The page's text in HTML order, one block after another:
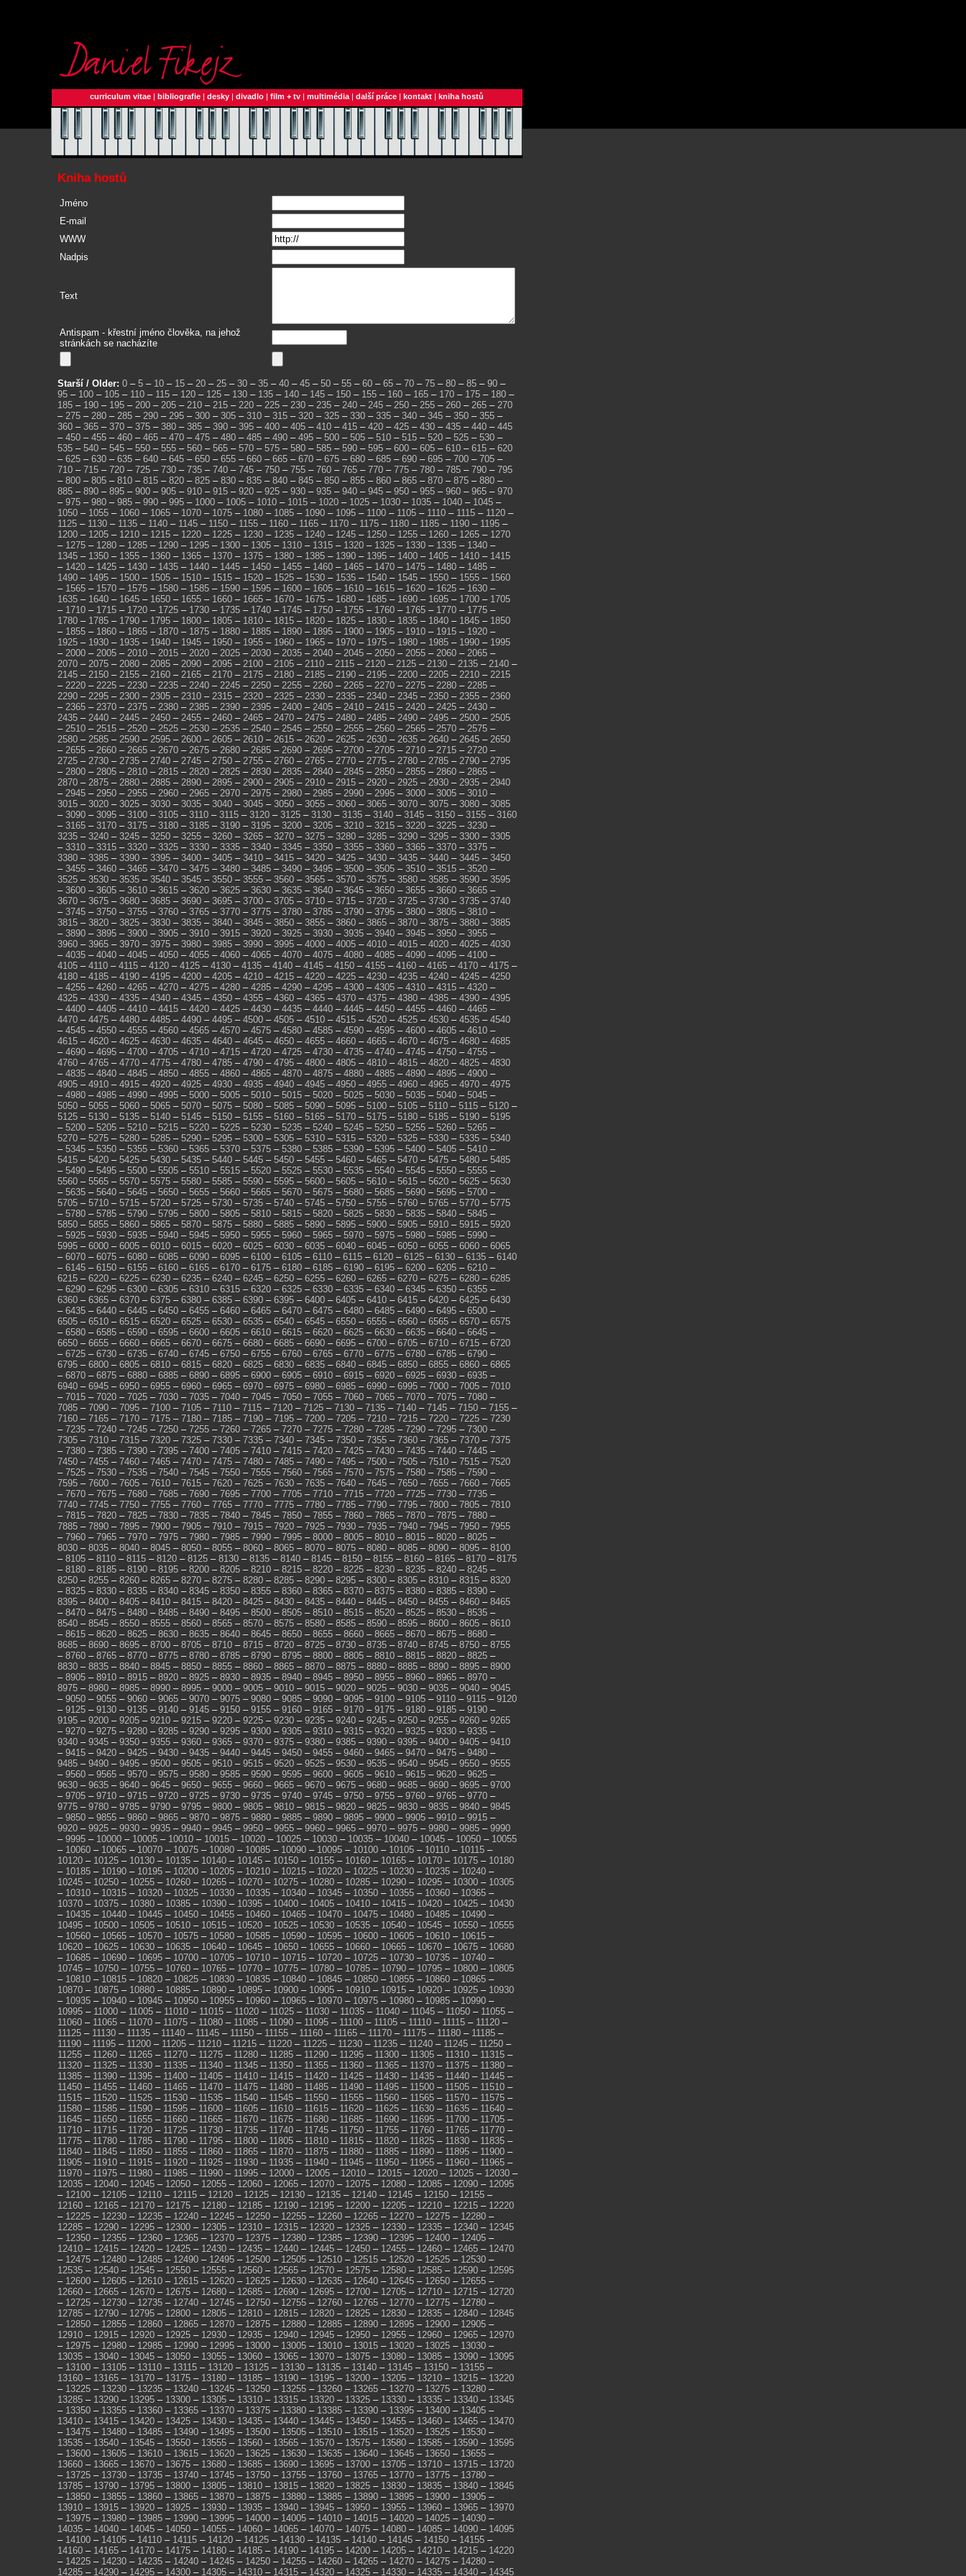
curriculum vitae | bibliografie | desky | divadlo | film + tv | multimédia | další práce | kontakt | kniha hostů
Kniha hostů
Jméno
E-mail
WWW
Nadpis
Text
Antispam - křestní jméno člověka, na jehož
stránkách se nacházíte
Starší / Older: 0 – 5 – 10 – 15 – 20 – 25 – 30 – 35 – 40 – 45 – 50 – 55 – 60 – 65 – 70 – 75 – 80 – 85 – 90 –
95 – 100 – 105 – 110 – 115 – 120 – 125 – 130 – 135 – 140 – 145 – 150 – 155 – 160 – 165 – 170 – 175 – 180 –
185 – 190 – 195 – 200 – 205 – 210 – 215 – 220 – 225 – 230 – 235 – 240 – 245 – 250 – 255 – 260 – 265 – 270
– 275 – 280 – 285 – 290 – 295 – 300 – 305 – 310 – 315 – 320 – 325 – 330 – 335 – 340 – 345 – 350 – 355 –
360 – 365 – 370 – 375 – 380 – 385 – 390 – 395 – 400 – 405 – 410 – 415 – 420 – 425 – 430 – 435 – 440 – 445
– 450 – 455 – 460 – 465 – 470 – 475 – 480 – 485 – 490 – 495 – 500 – 505 – 510 – 515 – 520 – 525 – 530 –
535 – 540 – 545 – 550 – 555 – 560 – 565 – 570 – 575 – 580 – 585 – 590 – 595 – 600 – 605 – 610 – 615 – 620
– 625 – 630 – 635 – 640 – 645 – 650 – 655 – 660 – 665 – 670 – 675 – 680 – 685 – 690 – 695 – 700 – 705 –
710 – 715 – 720 – 725 – 730 – 735 – 740 – 745 – 750 – 755 – 760 – 765 – 770 – 775 – 780 – 785 – 790 – 795
– 800 – 805 – 810 – 815 – 820 – 825 – 830 – 835 – 840 – 845 – 850 – 855 – 860 – 865 – 870 – 875 – 880 –
885 – 890 – 895 – 900 – 905 – 910 – 915 – 920 – 925 – 930 – 935 – 940 – 945 – 950 – 955 – 960 – 965 – 970
– 975 – 980 – 985 – 990 – 995 – 1000 – 1005 – 1010 – 1015 – 1020 – 1025 – 1030 – 1035 – 1040 – 1045 –
1050 – 1055 – 1060 – 1065 – 1070 – 1075 – 1080 – 1085 – 1090 – 1095 – 1100 – 1105 – 1110 – 1115 – 1120 –
1125 – 1130 – 1135 – 1140 – 1145 – 1150 – 1155 – 1160 – 1165 – 1170 – 1175 – 1180 – 1185 – 1190 – 1195 –
1200 – 1205 – 1210 – 1215 – 1220 – 1225 – 1230 – 1235 – 1240 – 1245 – 1250 – 1255 – 1260 – 1265 – 1270
– 1275 – 1280 – 1285 – 1290 – 1295 – 1300 – 1305 – 1310 – 1315 – 1320 – 1325 – 1330 – 1335 – 1340 –
1345 – 1350 – 1355 – 1360 – 1365 – 1370 – 1375 – 1380 – 1385 – 1390 – 1395 – 1400 – 1405 – 1410 – 1415
– 1420 – 1425 – 1430 – 1435 – 1440 – 1445 – 1450 – 1455 – 1460 – 1465 – 1470 – 1475 – 1480 – 1485 –
1490 – 1495 – 1500 – 1505 – 1510 – 1515 – 1520 – 1525 – 1530 – 1535 – 1540 – 1545 – 1550 – 1555 – 1560
– 1565 – 1570 – 1575 – 1580 – 1585 – 1590 – 1595 – 1600 – 1605 – 1610 – 1615 – 1620 – 1625 – 1630 –
1635 – 1640 – 1645 – 1650 – 1655 – 1660 – 1665 – 1670 – 1675 – 1680 – 1685 – 1690 – 1695 – 1700 – 1705
– 1710 – 1715 – 1720 – 1725 – 1730 – 1735 – 1740 – 1745 – 1750 – 1755 – 1760 – 1765 – 1770 – 1775 –
1780 – 1785 – 1790 – 1795 – 1800 – 1805 – 1810 – 1815 – 1820 – 1825 – 1830 – 1835 – 1840 – 1845 – 1850
– 1855 – 1860 – 1865 – 1870 – 1875 – 1880 – 1885 – 1890 – 1895 – 1900 – 1905 – 1910 – 1915 – 1920 –
1925 – 1930 – 1935 – 1940 – 1945 – 1950 – 1955 – 1960 – 1965 – 1970 – 1975 – 1980 – 1985 – 1990 – 1995
– 2000 – 2005 – 2010 – 2015 – 2020 – 2025 – 2030 – 2035 – 2040 – 2045 – 2050 – 2055 – 2060 – 2065 –
2070 – 2075 – 2080 – 2085 – 2090 – 2095 – 2100 – 2105 – 2110 – 2115 – 2120 – 2125 – 2130 – 2135 – 2140 –
2145 – 2150 – 2155 – 2160 – 2165 – 2170 – 2175 – 2180 – 2185 – 2190 – 2195 – 2200 – 2205 – 2210 – 2215
– 2220 – 2225 – 2230 – 2235 – 2240 – 2245 – 2250 – 2255 – 2260 – 2265 – 2270 – 2275 – 2280 – 2285 –
2290 – 2295 – 2300 – 2305 – 2310 – 2315 – 2320 – 2325 – 2330 – 2335 – 2340 – 2345 – 2350 – 2355 – 2360
– 2365 – 2370 – 2375 – 2380 – 2385 – 2390 – 2395 – 2400 – 2405 – 2410 – 2415 – 2420 – 2425 – 2430 –
2435 – 2440 – 2445 – 2450 – 2455 – 2460 – 2465 – 2470 – 2475 – 2480 – 2485 – 2490 – 2495 – 2500 – 2505
– 2510 – 2515 – 2520 – 2525 – 2530 – 2535 – 2540 – 2545 – 2550 – 2555 – 2560 – 2565 – 2570 – 2575 –
2580 – 2585 – 2590 – 2595 – 2600 – 2605 – 2610 – 2615 – 2620 – 2625 – 2630 – 2635 – 2640 – 2645 – 2650
– 2655 – 2660 – 2665 – 2670 – 2675 – 2680 – 2685 – 2690 – 2695 – 2700 – 2705 – 2710 – 2715 – 2720 –
2725 – 2730 – 2735 – 2740 – 2745 – 2750 – 2755 – 2760 – 2765 – 2770 – 2775 – 2780 – 2785 – 2790 – 2795
– 2800 – 2805 – 2810 – 2815 – 2820 – 2825 – 2830 – 2835 – 2840 – 2845 – 2850 – 2855 – 2860 – 2865 –
2870 – 2875 – 2880 – 2885 – 2890 – 2895 – 2900 – 2905 – 2910 – 2915 – 2920 – 2925 – 2930 – 2935 – 2940
– 2945 – 2950 – 2955 – 2960 – 2965 – 2970 – 2975 – 2980 – 2985 – 2990 – 2995 – 3000 – 3005 – 3010 –
3015 – 3020 – 3025 – 3030 – 3035 – 3040 – 3045 – 3050 – 3055 – 3060 – 3065 – 3070 – 3075 – 3080 – 3085
– 3090 – 3095 – 3100 – 3105 – 3110 – 3115 – 3120 – 3125 – 3130 – 3135 – 3140 – 3145 – 3150 – 3155 – 3160
– 3165 – 3170 – 3175 – 3180 – 3185 – 3190 – 3195 – 3200 – 3205 – 3210 – 3215 – 3220 – 3225 – 3230 –
3235 – 3240 – 3245 – 3250 – 3255 – 3260 – 3265 – 3270 – 3275 – 3280 – 3285 – 3290 – 3295 – 3300 – 3305
– 3310 – 3315 – 3320 – 3325 – 3330 – 3335 – 3340 – 3345 – 3350 – 3355 – 3360 – 3365 – 3370 – 3375 –
3380 – 3385 – 3390 – 3395 – 3400 – 3405 – 3410 – 3415 – 3420 – 3425 – 3430 – 3435 – 3440 – 3445 – 3450
– 3455 – 3460 – 3465 – 3470 – 3475 – 3480 – 3485 – 3490 – 3495 – 3500 – 3505 – 3510 – 3515 – 3520 –
3525 – 3530 – 3535 – 3540 – 3545 – 3550 – 3555 – 3560 – 3565 – 3570 – 3575 – 3580 – 3585 – 3590 – 3595
– 3600 – 3605 – 3610 – 3615 – 3620 – 3625 – 3630 – 3635 – 3640 – 3645 – 3650 – 3655 – 3660 – 3665 –
3670 – 3675 – 3680 – 3685 – 3690 – 3695 – 3700 – 3705 – 3710 – 3715 – 3720 – 3725 – 3730 – 3735 – 3740
– 3745 – 3750 – 3755 – 3760 – 3765 – 3770 – 3775 – 3780 – 3785 – 3790 – 3795 – 3800 – 3805 – 3810 –
3815 – 3820 – 3825 – 3830 – 3835 – 3840 – 3845 – 3850 – 3855 – 3860 – 3865 – 3870 – 3875 – 3880 – 3885
– 3890 – 3895 – 3900 – 3905 – 3910 – 3915 – 3920 – 3925 – 3930 – 3935 – 3940 – 3945 – 3950 – 3955 –
3960 – 3965 – 3970 – 3975 – 3980 – 3985 – 3990 – 3995 – 4000 – 4005 – 4010 – 4015 – 4020 – 4025 – 4030
– 4035 – 4040 – 4045 – 4050 – 4055 – 4060 – 4065 – 4070 – 4075 – 4080 – 4085 – 4090 – 4095 – 4100 –
4105 – 4110 – 4115 – 4120 – 4125 – 4130 – 4135 – 4140 – 4145 – 4150 – 4155 – 4160 – 4165 – 4170 – 4175 –
4180 – 4185 – 4190 – 4195 – 4200 – 4205 – 4210 – 4215 – 4220 – 4225 – 4230 – 4235 – 4240 – 4245 – 4250
– 4255 – 4260 – 4265 – 4270 – 4275 – 4280 – 4285 – 4290 – 4295 – 4300 – 4305 – 4310 – 4315 – 4320 –
4325 – 4330 – 4335 – 4340 – 4345 – 4350 – 4355 – 4360 – 4365 – 4370 – 4375 – 4380 – 4385 – 4390 – 4395
– 4400 – 4405 – 4410 – 4415 – 4420 – 4425 – 4430 – 4435 – 4440 – 4445 – 4450 – 4455 – 4460 – 4465 –
4470 – 4475 – 4480 – 4485 – 4490 – 4495 – 4500 – 4505 – 4510 – 4515 – 4520 – 4525 – 4530 – 4535 – 4540
– 4545 – 4550 – 4555 – 4560 – 4565 – 4570 – 4575 – 4580 – 4585 – 4590 – 4595 – 4600 – 4605 – 4610 –
4615 – 4620 – 4625 – 4630 – 4635 – 4640 – 4645 – 4650 – 4655 – 4660 – 4665 – 4670 – 4675 – 4680 – 4685
– 4690 – 4695 – 4700 – 4705 – 4710 – 4715 – 4720 – 4725 – 4730 – 4735 – 4740 – 4745 – 4750 – 4755 –
4760 – 4765 – 4770 – 4775 – 4780 – 4785 – 4790 – 4795 – 4800 – 4805 – 4810 – 4815 – 4820 – 4825 – 4830
– 4835 – 4840 – 4845 – 4850 – 4855 – 4860 – 4865 – 4870 – 4875 – 4880 – 4885 – 4890 – 4895 – 4900 –
4905 – 4910 – 4915 – 4920 – 4925 – 4930 – 4935 – 4940 – 4945 – 4950 – 4955 – 4960 – 4965 – 4970 – 4975
– 4980 – 4985 – 4990 – 4995 – 5000 – 5005 – 5010 – 5015 – 5020 – 5025 – 5030 – 5035 – 5040 – 5045 –
5050 – 5055 – 5060 – 5065 – 5070 – 5075 – 5080 – 5085 – 5090 – 5095 – 5100 – 5105 – 5110 – 5115 – 5120 –
5125 – 5130 – 5135 – 5140 – 5145 – 5150 – 5155 – 5160 – 5165 – 5170 – 5175 – 5180 – 5185 – 5190 – 5195
– 5200 – 5205 – 5210 – 5215 – 5220 – 5225 – 5230 – 5235 – 5240 – 5245 – 5250 – 5255 – 5260 – 5265 –
5270 – 5275 – 5280 – 5285 – 5290 – 5295 – 5300 – 5305 – 5310 – 5315 – 5320 – 5325 – 5330 – 5335 – 5340
– 5345 – 5350 – 5355 – 5360 – 5365 – 5370 – 5375 – 5380 – 5385 – 5390 – 5395 – 5400 – 5405 – 5410 –
5415 – 5420 – 5425 – 5430 – 5435 – 5440 – 5445 – 5450 – 5455 – 5460 – 5465 – 5470 – 5475 – 5480 – 5485
– 5490 – 5495 – 5500 – 5505 – 5510 – 5515 – 5520 – 5525 – 5530 – 5535 – 5540 – 5545 – 5550 – 5555 –
5560 – 5565 – 5570 – 5575 – 5580 – 5585 – 5590 – 5595 – 5600 – 5605 – 5610 – 5615 – 5620 – 5625 – 5630
– 5635 – 5640 – 5645 – 5650 – 5655 – 5660 – 5665 – 5670 – 5675 – 5680 – 5685 – 5690 – 5695 – 5700 –
5705 – 5710 – 5715 – 5720 – 5725 – 5730 – 5735 – 5740 – 5745 – 5750 – 5755 – 5760 – 5765 – 5770 – 5775
– 5780 – 5785 – 5790 – 5795 – 5800 – 5805 – 5810 – 5815 – 5820 – 5825 – 5830 – 5835 – 5840 – 5845 –
5850 – 5855 – 5860 – 5865 – 5870 – 5875 – 5880 – 5885 – 5890 – 5895 – 5900 – 5905 – 5910 – 5915 – 5920
– 5925 – 5930 – 5935 – 5940 – 5945 – 5950 – 5955 – 5960 – 5965 – 5970 – 5975 – 5980 – 5985 – 5990 –
5995 – 6000 – 6005 – 6010 – 6015 – 6020 – 6025 – 6030 – 6035 – 6040 – 6045 – 6050 – 6055 – 6060 – 6065
– 6070 – 6075 – 6080 – 6085 – 6090 – 6095 – 6100 – 6105 – 6110 – 6115 – 6120 – 6125 – 6130 – 6135 – 6140
– 6145 – 6150 – 6155 – 6160 – 6165 – 6170 – 6175 – 6180 – 6185 – 6190 – 6195 – 6200 – 6205 – 6210 –
6215 – 6220 – 6225 – 6230 – 6235 – 6240 – 6245 – 6250 – 6255 – 6260 – 6265 – 6270 – 6275 – 6280 – 6285
– 6290 – 6295 – 6300 – 6305 – 6310 – 6315 – 6320 – 6325 – 6330 – 6335 – 6340 – 6345 – 6350 – 6355 –
6360 – 6365 – 6370 – 6375 – 6380 – 6385 – 6390 – 6395 – 6400 – 6405 – 6410 – 6415 – 6420 – 6425 – 6430
– 6435 – 6440 – 6445 – 6450 – 6455 – 6460 – 6465 – 6470 – 6475 – 6480 – 6485 – 6490 – 6495 – 6500 –
6505 – 6510 – 6515 – 6520 – 6525 – 6530 – 6535 – 6540 – 6545 – 6550 – 6555 – 6560 – 6565 – 6570 – 6575
– 6580 – 6585 – 6590 – 6595 – 6600 – 6605 – 6610 – 6615 – 6620 – 6625 – 6630 – 6635 – 6640 – 6645 –
6650 – 6655 – 6660 – 6665 – 6670 – 6675 – 6680 – 6685 – 6690 – 6695 – 6700 – 6705 – 6710 – 6715 – 6720
– 6725 – 6730 – 6735 – 6740 – 6745 – 6750 – 6755 – 6760 – 6765 – 6770 – 6775 – 6780 – 6785 – 6790 –
6795 – 6800 – 6805 – 6810 – 6815 – 6820 – 6825 – 6830 – 6835 – 6840 – 6845 – 6850 – 6855 – 6860 – 6865
– 6870 – 6875 – 6880 – 6885 – 6890 – 6895 – 6900 – 6905 – 6910 – 6915 – 6920 – 6925 – 6930 – 6935 –
6940 – 6945 – 6950 – 6955 – 6960 – 6965 – 6970 – 6975 – 6980 – 6985 – 6990 – 6995 – 7000 – 7005 – 7010
– 7015 – 7020 – 7025 – 7030 – 7035 – 7040 – 7045 – 7050 – 7055 – 7060 – 7065 – 7070 – 7075 – 7080 –
7085 – 7090 – 7095 – 7100 – 7105 – 7110 – 7115 – 7120 – 7125 – 7130 – 7135 – 7140 – 7145 – 7150 – 7155 –
7160 – 7165 – 7170 – 7175 – 7180 – 7185 – 7190 – 7195 – 7200 – 7205 – 7210 – 7215 – 7220 – 7225 – 7230
– 7235 – 7240 – 7245 – 7250 – 7255 – 7260 – 7265 – 7270 – 7275 – 7280 – 7285 – 7290 – 7295 – 7300 –
7305 – 7310 – 7315 – 7320 – 7325 – 7330 – 7335 – 7340 – 7345 – 7350 – 7355 – 7360 – 7365 – 7370 – 7375
– 7380 – 7385 – 7390 – 7395 – 7400 – 7405 – 7410 – 7415 – 7420 – 7425 – 7430 – 7435 – 7440 – 7445 –
7450 – 7455 – 7460 – 7465 – 7470 – 7475 – 7480 – 7485 – 7490 – 7495 – 7500 – 7505 – 7510 – 7515 – 7520
– 7525 – 7530 – 7535 – 7540 – 7545 – 7550 – 7555 – 7560 – 7565 – 7570 – 7575 – 7580 – 7585 – 7590 –
7595 – 7600 – 7605 – 7610 – 7615 – 7620 – 7625 – 7630 – 7635 – 7640 – 7645 – 7650 – 7655 – 7660 – 7665
– 7670 – 7675 – 7680 – 7685 – 7690 – 7695 – 7700 – 7705 – 7710 – 7715 – 7720 – 7725 – 7730 – 7735 –
7740 – 7745 – 7750 – 7755 – 7760 – 7765 – 7770 – 7775 – 7780 – 7785 – 7790 – 7795 – 7800 – 7805 – 7810
– 7815 – 7820 – 7825 – 7830 – 7835 – 7840 – 7845 – 7850 – 7855 – 7860 – 7865 – 7870 – 7875 – 7880 –
7885 – 7890 – 7895 – 7900 – 7905 – 7910 – 7915 – 7920 – 7925 – 7930 – 7935 – 7940 – 7945 – 7950 – 7955
– 7960 – 7965 – 7970 – 7975 – 7980 – 7985 – 7990 – 7995 – 8000 – 8005 – 8010 – 8015 – 8020 – 8025 –
8030 – 8035 – 8040 – 8045 – 8050 – 8055 – 8060 – 8065 – 8070 – 8075 – 8080 – 8085 – 8090 – 8095 – 8100
– 8105 – 8110 – 8115 – 8120 – 8125 – 8130 – 8135 – 8140 – 8145 – 8150 – 8155 – 8160 – 8165 – 8170 – 8175
– 8180 – 8185 – 8190 – 8195 – 8200 – 8205 – 8210 – 8215 – 8220 – 8225 – 8230 – 8235 – 8240 – 8245 –
8250 – 8255 – 8260 – 8265 – 8270 – 8275 – 8280 – 8285 – 8290 – 8295 – 8300 – 8305 – 8310 – 8315 – 8320
– 8325 – 8330 – 8335 – 8340 – 8345 – 8350 – 8355 – 8360 – 8365 – 8370 – 8375 – 8380 – 8385 – 8390 –
8395 – 8400 – 8405 – 8410 – 8415 – 8420 – 8425 – 8430 – 8435 – 8440 – 8445 – 8450 – 8455 – 8460 – 8465
– 8470 – 8475 – 8480 – 8485 – 8490 – 8495 – 8500 – 8505 – 8510 – 8515 – 8520 – 8525 – 8530 – 8535 –
8540 – 8545 – 8550 – 8555 – 8560 – 8565 – 8570 – 8575 – 8580 – 8585 – 8590 – 8595 – 8600 – 8605 – 8610
– 8615 – 8620 – 8625 – 8630 – 8635 – 8640 – 8645 – 8650 – 8655 – 8660 – 8665 – 8670 – 8675 – 8680 –
8685 – 8690 – 8695 – 8700 – 8705 – 8710 – 8715 – 8720 – 8725 – 8730 – 8735 – 8740 – 8745 – 8750 – 8755
– 8760 – 8765 – 8770 – 8775 – 8780 – 8785 – 8790 – 8795 – 8800 – 8805 – 8810 – 8815 – 8820 – 8825 –
8830 – 8835 – 8840 – 8845 – 8850 – 8855 – 8860 – 8865 – 8870 – 8875 – 8880 – 8885 – 8890 – 8895 – 8900
– 8905 – 8910 – 8915 – 8920 – 8925 – 8930 – 8935 – 8940 – 8945 – 8950 – 8955 – 8960 – 8965 – 8970 –
8975 – 8980 – 8985 – 8990 – 8995 – 9000 – 9005 – 9010 – 9015 – 9020 – 9025 – 9030 – 9035 – 9040 – 9045
– 9050 – 9055 – 9060 – 9065 – 9070 – 9075 – 9080 – 9085 – 9090 – 9095 – 9100 – 9105 – 9110 – 9115 – 9120
– 9125 – 9130 – 9135 – 9140 – 9145 – 9150 – 9155 – 9160 – 9165 – 9170 – 9175 – 9180 – 9185 – 9190 –
9195 – 9200 – 9205 – 9210 – 9215 – 9220 – 9225 – 9230 – 9235 – 9240 – 9245 – 9250 – 9255 – 9260 – 9265
– 9270 – 9275 – 9280 – 9285 – 9290 – 9295 – 9300 – 9305 – 9310 – 9315 – 9320 – 9325 – 9330 – 9335 –
9340 – 9345 – 9350 – 9355 – 9360 – 9365 – 9370 – 9375 – 9380 – 9385 – 9390 – 9395 – 9400 – 9405 – 9410
– 9415 – 9420 – 9425 – 9430 – 9435 – 9440 – 9445 – 9450 – 9455 – 9460 – 9465 – 9470 – 9475 – 9480 –
9485 – 9490 – 9495 – 9500 – 9505 – 9510 – 9515 – 9520 – 9525 – 9530 – 9535 – 9540 – 9545 – 9550 – 9555
– 9560 – 9565 – 9570 – 9575 – 9580 – 9585 – 9590 – 9595 – 9600 – 9605 – 9610 – 9615 – 9620 – 9625 –
9630 – 9635 – 9640 – 9645 – 9650 – 9655 – 9660 – 9665 – 9670 – 9675 – 9680 – 9685 – 9690 – 9695 – 9700
– 9705 – 9710 – 9715 – 9720 – 9725 – 9730 – 9735 – 9740 – 9745 – 9750 – 9755 – 9760 – 9765 – 9770 –
9775 – 9780 – 9785 – 9790 – 9795 – 9800 – 9805 – 9810 – 9815 – 9820 – 9825 – 9830 – 9835 – 9840 – 9845
– 9850 – 9855 – 9860 – 9865 – 9870 – 9875 – 9880 – 9885 – 9890 – 9895 – 9900 – 9905 – 9910 – 9915 –
9920 – 9925 – 9930 – 9935 – 9940 – 9945 – 9950 – 9955 – 9960 – 9965 – 9970 – 9975 – 9980 – 9985 – 9990
– 9995 – 10000 – 10005 – 10010 – 10015 – 10020 – 10025 – 10030 – 10035 – 10040 – 10045 – 10050 – 10055
– 10060 – 10065 – 10070 – 10075 – 10080 – 10085 – 10090 – 10095 – 10100 – 10105 – 10110 – 10115 –
10120 – 10125 – 10130 – 10135 – 10140 – 10145 – 10150 – 10155 – 10160 – 10165 – 10170 – 10175 – 10180
– 10185 – 10190 – 10195 – 10200 – 10205 – 10210 – 10215 – 10220 – 10225 – 10230 – 10235 – 10240 –
10245 – 10250 – 10255 – 10260 – 10265 – 10270 – 10275 – 10280 – 10285 – 10290 – 10295 – 10300 – 10305
– 10310 – 10315 – 10320 – 10325 – 10330 – 10335 – 10340 – 10345 – 10350 – 10355 – 10360 – 10365 –
10370 – 10375 – 10380 – 10385 – 10390 – 10395 – 10400 – 10405 – 10410 – 10415 – 10420 – 10425 – 10430
– 10435 – 10440 – 10445 – 10450 – 10455 – 10460 – 10465 – 10470 – 10475 – 10480 – 10485 – 10490 –
10495 – 10500 – 10505 – 10510 – 10515 – 10520 – 10525 – 10530 – 10535 – 10540 – 10545 – 10550 – 10555
– 10560 – 10565 – 10570 – 10575 – 10580 – 10585 – 10590 – 10595 – 10600 – 10605 – 10610 – 10615 –
10620 – 10625 – 10630 – 10635 – 10640 – 10645 – 10650 – 10655 – 10660 – 10665 – 10670 – 10675 – 10680
– 10685 – 10690 – 10695 – 10700 – 10705 – 10710 – 10715 – 10720 – 10725 – 10730 – 10735 – 10740 –
10745 – 10750 – 10755 – 10760 – 10765 – 10770 – 10775 – 10780 – 10785 – 10790 – 10795 – 10800 – 10805
– 10810 – 10815 – 10820 – 10825 – 10830 – 10835 – 10840 – 10845 – 10850 – 10855 – 10860 – 10865 –
10870 – 10875 – 10880 – 10885 – 10890 – 10895 – 10900 – 10905 – 10910 – 10915 – 10920 – 10925 – 10930
– 10935 – 10940 – 10945 – 10950 – 10955 – 10960 – 10965 – 10970 – 10975 – 10980 – 10985 – 10990 –
10995 – 11000 – 11005 – 11010 – 11015 – 11020 – 11025 – 11030 – 11035 – 11040 – 11045 – 11050 – 11055 –
11060 – 11065 – 11070 – 11075 – 11080 – 11085 – 11090 – 11095 – 11100 – 11105 – 11110 – 11115 – 11120 –
11125 – 11130 – 11135 – 11140 – 11145 – 11150 – 11155 – 11160 – 11165 – 11170 – 11175 – 11180 – 11185 –
11190 – 11195 – 11200 – 11205 – 11210 – 11215 – 11220 – 11225 – 11230 – 11235 – 11240 – 11245 – 11250 –
11255 – 11260 – 11265 – 11270 – 11275 – 11280 – 11285 – 11290 – 11295 – 11300 – 11305 – 11310 – 11315 –
11320 – 11325 – 11330 – 11335 – 11340 – 11345 – 11350 – 11355 – 11360 – 11365 – 11370 – 11375 – 11380 –
11385 – 11390 – 11395 – 11400 – 11405 – 11410 – 11415 – 11420 – 11425 – 11430 – 11435 – 11440 – 11445 –
11450 – 11455 – 11460 – 11465 – 11470 – 11475 – 11480 – 11485 – 11490 – 11495 – 11500 – 11505 – 11510 –
11515 – 11520 – 11525 – 11530 – 11535 – 11540 – 11545 – 11550 – 11555 – 11560 – 11565 – 11570 – 11575 –
11580 – 11585 – 11590 – 11595 – 11600 – 11605 – 11610 – 11615 – 11620 – 11625 – 11630 – 11635 – 11640 –
11645 – 11650 – 11655 – 11660 – 11665 – 11670 – 11675 – 11680 – 11685 – 11690 – 11695 – 11700 – 11705 –
11710 – 11715 – 11720 – 11725 – 11730 – 11735 – 11740 – 11745 – 11750 – 11755 – 11760 – 11765 – 11770 –
11775 – 11780 – 11785 – 11790 – 11795 – 11800 – 11805 – 11810 – 11815 – 11820 – 11825 – 11830 – 11835 –
11840 – 11845 – 11850 – 11855 – 11860 – 11865 – 11870 – 11875 – 11880 – 11885 – 11890 – 11895 – 11900 –
11905 – 11910 – 11915 – 11920 – 11925 – 11930 – 11935 – 11940 – 11945 – 11950 – 11955 – 11960 – 11965 –
11970 – 11975 – 11980 – 11985 – 11990 – 11995 – 12000 – 12005 – 12010 – 12015 – 12020 – 12025 – 12030 –
12035 – 12040 – 12045 – 12050 – 12055 – 12060 – 12065 – 12070 – 12075 – 12080 – 12085 – 12090 – 12095
– 12100 – 12105 – 12110 – 12115 – 12120 – 12125 – 12130 – 12135 – 12140 – 12145 – 12150 – 12155 –
12160 – 12165 – 12170 – 12175 – 12180 – 12185 – 12190 – 12195 – 12200 – 12205 – 12210 – 12215 – 12220
– 12225 – 12230 – 12235 – 12240 – 12245 – 12250 – 12255 – 12260 – 12265 – 12270 – 12275 – 12280 –
12285 – 12290 – 12295 – 12300 – 12305 – 12310 – 12315 – 12320 – 12325 – 12330 – 12335 – 12340 – 12345
– 12350 – 12355 – 12360 – 12365 – 12370 – 12375 – 12380 – 12385 – 12390 – 12395 – 12400 – 12405 –
12410 – 12415 – 12420 – 12425 – 12430 – 12435 – 12440 – 12445 – 12450 – 12455 – 12460 – 12465 – 12470
– 12475 – 12480 – 12485 – 12490 – 12495 – 12500 – 12505 – 12510 – 12515 – 12520 – 12525 – 12530 –
12535 – 12540 – 12545 – 12550 – 12555 – 12560 – 12565 – 12570 – 12575 – 12580 – 12585 – 12590 – 12595
– 12600 – 12605 – 12610 – 12615 – 12620 – 12625 – 12630 – 12635 – 12640 – 12645 – 12650 – 12655 –
12660 – 12665 – 12670 – 12675 – 12680 – 12685 – 12690 – 12695 – 12700 – 12705 – 12710 – 12715 – 12720
– 12725 – 12730 – 12735 – 12740 – 12745 – 12750 – 12755 – 12760 – 12765 – 12770 – 12775 – 12780 –
12785 – 12790 – 12795 – 12800 – 12805 – 12810 – 12815 – 12820 – 12825 – 12830 – 12835 – 12840 – 12845
– 12850 – 12855 – 12860 – 12865 – 12870 – 12875 – 12880 – 12885 – 12890 – 12895 – 12900 – 12905 –
12910 – 12915 – 12920 – 12925 – 12930 – 12935 – 12940 – 12945 – 12950 – 12955 – 12960 – 12965 – 12970
– 12975 – 12980 – 12985 – 12990 – 12995 – 13000 – 13005 – 13010 – 13015 – 13020 – 13025 – 13030 –
13035 – 13040 – 13045 – 13050 – 13055 – 13060 – 13065 – 13070 – 13075 – 13080 – 13085 – 13090 – 13095
– 13100 – 13105 – 13110 – 13115 – 13120 – 13125 – 13130 – 13135 – 13140 – 13145 – 13150 – 13155 –
13160 – 13165 – 13170 – 13175 – 13180 – 13185 – 13190 – 13195 – 13200 – 13205 – 13210 – 13215 – 13220
– 13225 – 13230 – 13235 – 13240 – 13245 – 13250 – 13255 – 13260 – 13265 – 13270 – 13275 – 13280 –
13285 – 13290 – 13295 – 13300 – 13305 – 13310 – 13315 – 13320 – 13325 – 13330 – 13335 – 13340 – 13345
– 13350 – 13355 – 13360 – 13365 – 13370 – 13375 – 13380 – 13385 – 13390 – 13395 – 13400 – 13405 –
13410 – 13415 – 13420 – 13425 – 13430 – 13435 – 13440 – 13445 – 13450 – 13455 – 13460 – 13465 – 13470
– 13475 – 13480 – 13485 – 13490 – 13495 – 13500 – 13505 – 13510 – 13515 – 13520 – 13525 – 13530 –
13535 – 13540 – 13545 – 13550 – 13555 – 13560 – 13565 – 13570 – 13575 – 13580 – 13585 – 13590 – 13595
– 13600 – 13605 – 13610 – 13615 – 13620 – 13625 – 13630 – 13635 – 13640 – 13645 – 13650 – 13655 –
13660 – 13665 – 13670 – 13675 – 13680 – 13685 – 13690 – 13695 – 13700 – 13705 – 13710 – 13715 – 13720
– 13725 – 13730 – 13735 – 13740 – 13745 – 13750 – 13755 – 13760 – 13765 – 13770 – 13775 – 13780 –
13785 – 13790 – 13795 – 13800 – 13805 – 13810 – 13815 – 13820 – 13825 – 13830 – 13835 – 13840 – 13845
– 13850 – 13855 – 13860 – 13865 – 13870 – 13875 – 13880 – 13885 – 13890 – 13895 – 13900 – 13905 –
13910 – 13915 – 13920 – 13925 – 13930 – 13935 – 13940 – 13945 – 13950 – 13955 – 13960 – 13965 – 13970
– 13975 – 13980 – 13985 – 13990 – 13995 – 14000 – 14005 – 14010 – 14015 – 14020 – 14025 – 14030 –
14035 – 14040 – 14045 – 14050 – 14055 – 14060 – 14065 – 14070 – 14075 – 14080 – 14085 – 14090 – 14095
– 14100 – 14105 – 14110 – 14115 – 14120 – 14125 – 14130 – 14135 – 14140 – 14145 – 14150 – 14155 –
14160 – 14165 – 14170 – 14175 – 14180 – 14185 – 14190 – 14195 – 14200 – 14205 – 14210 – 14215 – 14220
– 14225 – 14230 – 14235 – 14240 – 14245 – 14250 – 14255 – 14260 – 14265 – 14270 – 14275 – 14280 –
14285 – 14290 – 14295 – 14300 – 14305 – 14310 – 14315 – 14320 – 14325 – 14330 – 14335 – 14340 – 14345